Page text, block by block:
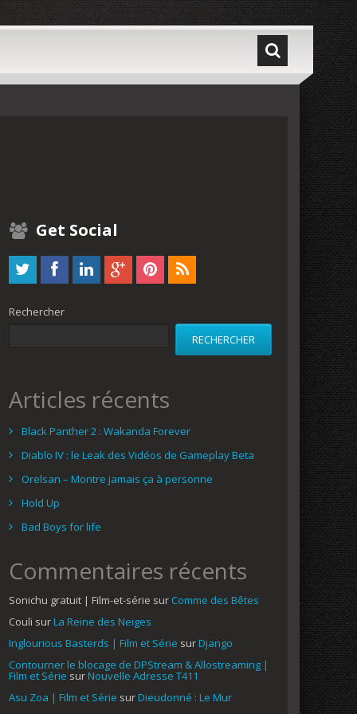
Get Social
Rechercher
RECHERCHER
Articles récents
Black Panther 2 : Wakanda Forever
Diablo IV : le Leak des Vidéos de Gameplay Beta
Orelsan – Montre jamais ça à personne
Hold Up
Bad Boys for life
Commentaires récents
Sonichu gratuit | Film-et-série sur Comme des Bêtes
Couli surLa Reine des Neiges
Inglourious Basterds | Film et Série surDjango
Contourner le blocage de DPStream & Allostreaming |
Film et Série surNouvelle Adresse T411
Asu Zoa | Film et Série surDieudonné : Le Mur